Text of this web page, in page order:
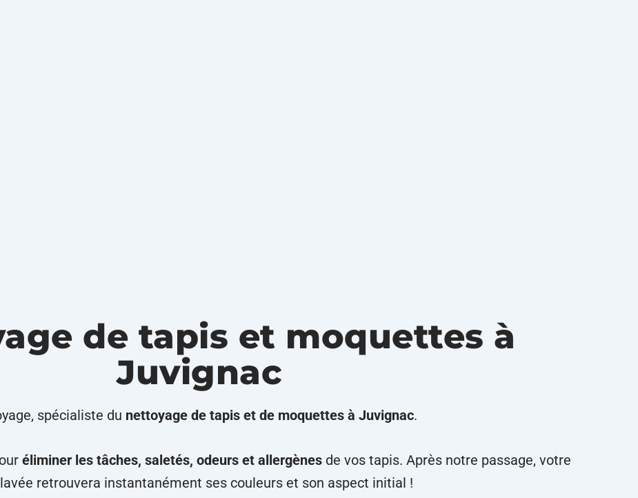
de tapis et moquettes à
Juvignac
spécialiste du nettoyage de tapis et de moquettes à Juvignac.
éliminer les tâches, saletés, odeurs et allergènes de vos tapis. Après notre passage, votre
retrouvera instantanément ses couleurs et son aspect initial !